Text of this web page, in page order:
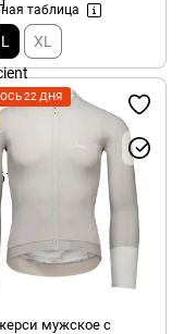
таблица
L XL
22 ДНЯ
мужское с